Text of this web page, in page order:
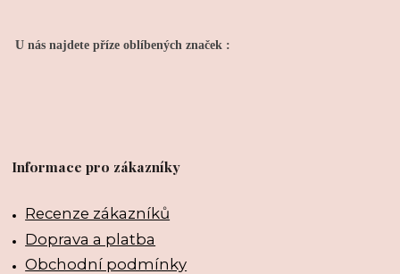
U nás najdete příze oblíbených značek :
Informace pro zákazníky
Recenze zákazníků
Doprava a platba
Obchodní podmínky